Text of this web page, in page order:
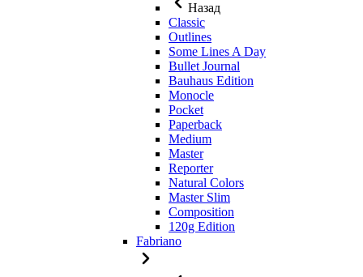
Назад
Classic
Outlines
Some Lines A Day
Bullet Journal
Bauhaus Edition
Monocle
Pocket
Paperback
Medium
Master
Reporter
Natural Colors
Master Slim
Composition
120g Edition
Fabriano